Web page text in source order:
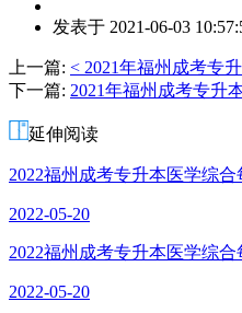
者：
老
师
发表于 2021-06-03
上一篇: < 2021年福州成考专
下一篇: 2021年福州成考专升
延伸阅读
2022福州成考专升本医学综合
2022-05-20
2022福州成考专升本医学综合
2022-05-20